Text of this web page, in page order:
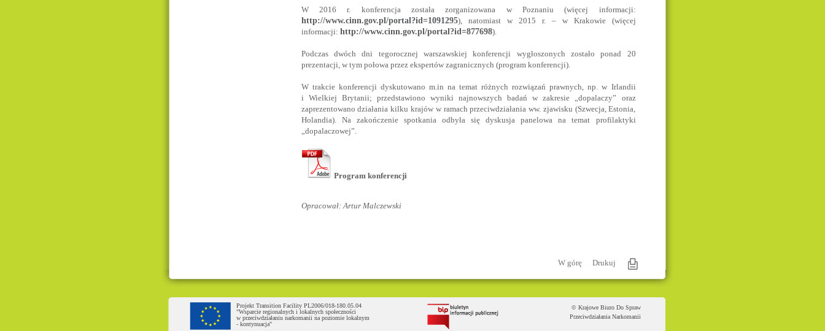
W 2016 r. konferencja została zorganizowana w Poznaniu (więcej informacji:
http://www.cinn.gov.pl/portal?id=1091295), natomiast w 2015 r. – w Krakowie (więcej
informacji: http://www.cinn.gov.pl/portal?id=877698).
Podczas dwóch dni tegorocznej warszawskiej konferencji wygłoszonych zostało ponad 20
prezentacji, w tym połowa przez ekspertów zagranicznych (program konferencji).
W trakcie konferencji dyskutowano m.in na temat różnych rozwiązań prawnych, np. w Irlandii
i Wielkiej Brytanii; przedstawiono wyniki najnowszych badań w zakresie „dopalaczy” oraz
zaprezentowano działania kilku krajów w ramach przeciwdziałania ww. zjawisku (Szwecja, Estonia,
Holandia). Na zakończenie spotkania odbyła się dyskusja panelowa na temat profilaktyki
„dopalaczowej”.
Program konferencji
Opracował: Artur Malczewski
W górę Drukuj
Projekt Transition Facility PL2006/018-180.05.04
"Wsparcie regionalnych i lokalnych społeczności
w przeciwdziałaniu narkomanii na poziomie lokalnym
- kontynuacja"
© Krajowe Biuro Do Spraw
Przeciwdziałania Narkomanii